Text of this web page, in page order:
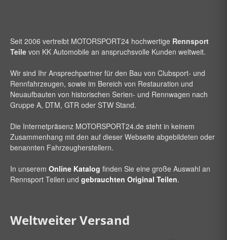
Seit 2006 vertreibt MOTORSPORT24 hochwertige Rennsport
Teile von KK Automobile an anspruchsvolle Kunden weltweit.
Wir sind Ihr Ansprechpartner für den Bau von Clubsport- und
Rennfahrzeugen, sowie im Bereich von Restauration und
Neuaufbauten von historischen Serien- und Rennwagen nach
Gruppe A, DTM, GTR oder STW Stand.
Die Internetpräsenz MOTORSPORT24.de steht in keinem
Zusammenhang mit den auf dieser Webseite abgebildeten oder
benannten Fahrzeugherstellern.
In unserem Online Katalog finden Sie eine große Auswahl an
Rennsport Teilen und gebrauchten Original Teilen.
Weltweiter Versand